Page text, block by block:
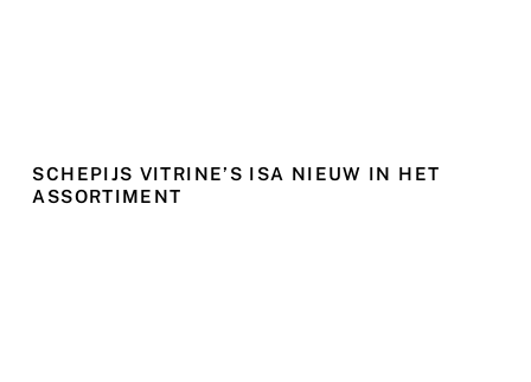
SCHEPIJS VITRINE’S ISA NIEUW IN HET
ASSORTIMENT